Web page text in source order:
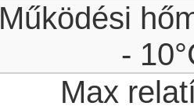
Működési
-
Max